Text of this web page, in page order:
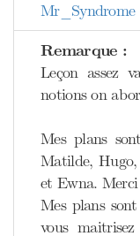
Mr_Syndrome
Remarque :
Leçon assez
notions on
Mes plans
Matilde,
et Ewna.
Mes plans
vous